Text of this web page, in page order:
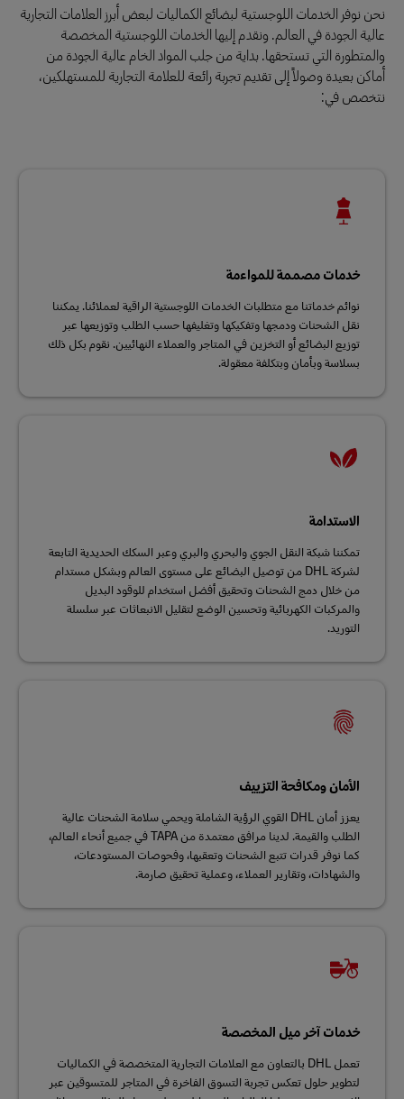
نحن نوفر الخدمات اللوجستية لبضائع الكماليات لبعض أبرز العلامات التجارية
عالية الجودة في العالم. ونقدم إليها الخدمات اللوجستية المخصصة
والمتطورة التي تستحقها. بداية من جلب المواد الخام عالية الجودة من
أماكن بعيدة وصولاً إلى تقديم تجربة رائعة للعلامة التجارية للمستهلكين،
نتخصص في:
خدمات مصممة للمواءمة
نوائم خدماتنا مع متطلبات الخدمات اللوجستية الراقية لعملائنا. يمكننا
نقل الشحنات ودمجها وتفكيكها وتغليفها حسب الطلب وتوزيعها عبر
توزيع البضائع أو التخزين في المتاجر والعملاء النهائيين. نقوم بكل ذلك
بسلاسة وبأمان وبتكلفة معقولة.
الاستدامة
تمكننا شبكة النقل الجوي والبحري والبري وعبر السكك الحديدية التابعة
لشركة DHL من توصيل البضائع على مستوى العالم وبشكل مستدام
من خلال دمج الشحنات وتحقيق أفضل استخدام للوقود البديل
والمركبات الكهربائية وتحسين الوضع لتقليل الانبعاثات عبر سلسلة
التوريد.
الأمان ومكافحة التزييف
يعزز أمان DHL القوي الرؤية الشاملة ويحمي سلامة الشحنات عالية
الطلب والقيمة. لدينا مرافق معتمدة من TAPA في جميع أنحاء العالم،
كما نوفر قدرات تتبع الشحنات وتعقبها، وفحوصات المستودعات،
والشهادات، وتقارير العملاء، وعملية تحقيق صارمة.
خدمات آخر ميل المخصصة
تعمل DHL بالتعاون مع العلامات التجارية المتخصصة في الكماليات
لتطوير حلول تعكس تجربة التسوق الفاخرة في المتاجر للمتسوقين عبر